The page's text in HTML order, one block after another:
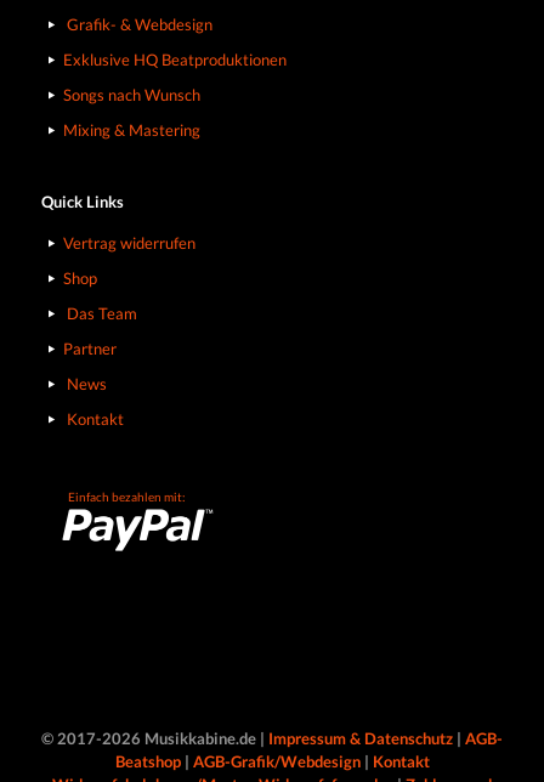
Grafik- & Webdesign
Exklusive HQ Beatproduktionen
Songs nach Wunsch
Mixing & Mastering
Quick Links
Vertrag widerrufen
Shop
Das Team
Partner
News
Kontakt
Einfach bezahlen mit:
© 2017-2026 Musikkabine.de | Impressum & Datenschutz | AGB-
Beatshop| AGB-Grafik/Webdesign| Kontakt